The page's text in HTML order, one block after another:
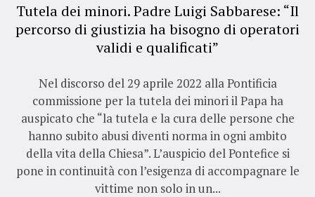
Tutela dei minori. Padre Luigi Sabbarese: “Il
percorso di giustizia ha bisogno di operatori
validi e qualificati”
Nel discorso del 29 aprile 2022 alla Pontificia
commissione per la tutela dei minori il Papa ha
auspicato che “la tutela e la cura delle persone che
hanno subito abusi diventi norma in ogni ambito
della vita della Chiesa”. L’auspicio del Pontefice si
pone in continuità con l’esigenza di accompagnare le
vittime non solo in un...